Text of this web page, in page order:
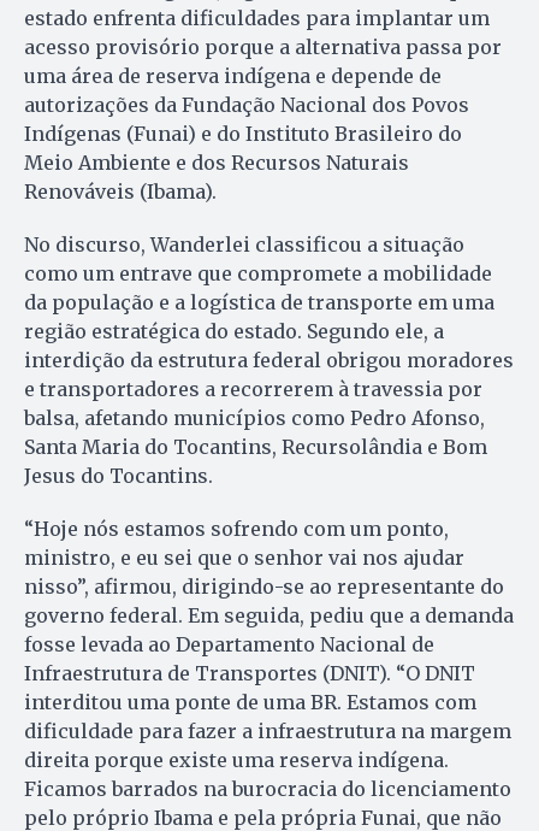
estado enfrenta dificuldades para implantar um
acesso provisório porque a alternativa passa por
uma área de reserva indígena e depende de
autorizações da Fundação Nacional dos Povos
Indígenas (Funai) e do Instituto Brasileiro do
Meio Ambiente e dos Recursos Naturais
Renováveis (Ibama).
No discurso, Wanderlei classificou a situação
como um entrave que compromete a mobilidade
da população e a logística de transporte em uma
região estratégica do estado. Segundo ele, a
interdição da estrutura federal obrigou moradores
e transportadores a recorrerem à travessia por
balsa, afetando municípios como Pedro Afonso,
Santa Maria do Tocantins, Recursolândia e Bom
Jesus do Tocantins.
“Hoje nós estamos sofrendo com um ponto,
ministro, e eu sei que o senhor vai nos ajudar
nisso”, afirmou, dirigindo-se ao representante do
governo federal. Em seguida, pediu que a demanda
fosse levada ao Departamento Nacional de
Infraestrutura de Transportes (DNIT). “O DNIT
interditou uma ponte de uma BR. Estamos com
dificuldade para fazer a infraestrutura na margem
direita porque existe uma reserva indígena.
Ficamos barrados na burocracia do licenciamento
pelo próprio Ibama e pela própria Funai, que não